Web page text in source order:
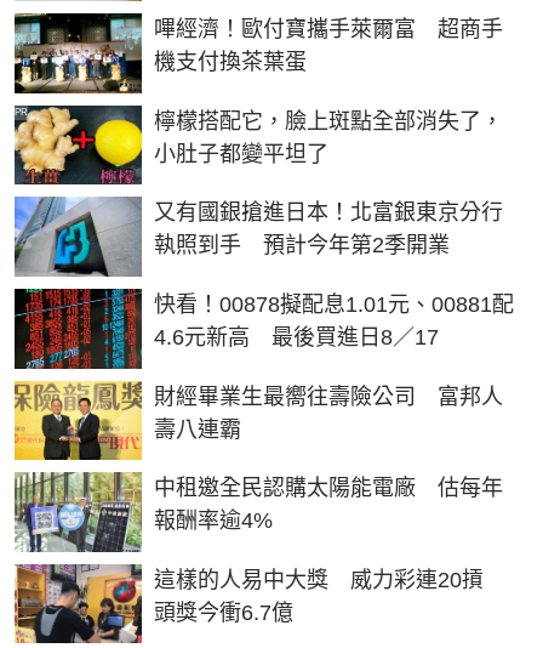
嗶經濟！歐付寶攜手萊爾富 超商手
機支付換茶葉蛋
檸檬搭配它，臉上斑點全部消失了，
小肚子都變平坦了
PR
又有國銀搶進日本！北富銀東京分行
執照到手 預計今年第2季開業
快看！00878擬配息1.01元、00881配
4.6元新高 最後買進日8／17
財經畢業生最嚮往壽險公司 富邦人
壽八連霸
中租邀全民認購太陽能電廠 估每年
報酬率逾4%
這樣的人易中大獎 威力彩連20摃
頭獎今衝6.7億